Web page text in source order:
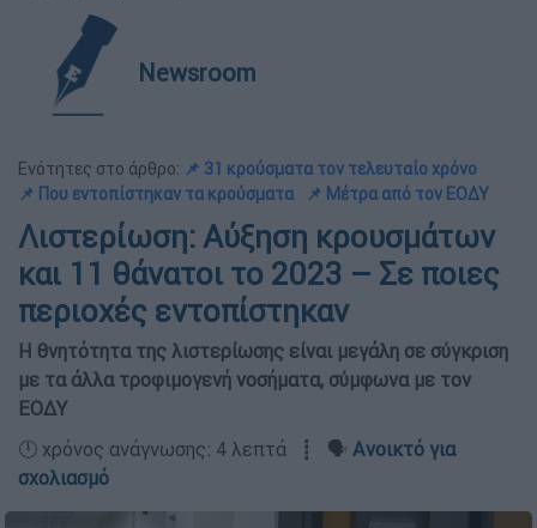
Newsroom
Ενότητες στο άρθρο: 📌 31 κρούσματα τον τελευταίο χρόνο
📌 Που εντοπίστηκαν τα κρούσματα
📌 Μέτρα από τον ΕΟΔΥ
Λιστερίωση: Αύξηση κρουσμάτων
και 11 θάνατοι το 2023 – Σε ποιες
περιοχές εντοπίστηκαν
Η θνητότητα της λιστερίωσης είναι μεγάλη σε σύγκριση
με τα άλλα τροφιμογενή νοσήματα, σύμφωνα με τον
ΕΟΔΥ
🕛 χρόνος ανάγνωσης: 4 λεπτά ┋ 🗣️ Ανοικτό για
σχολιασμό